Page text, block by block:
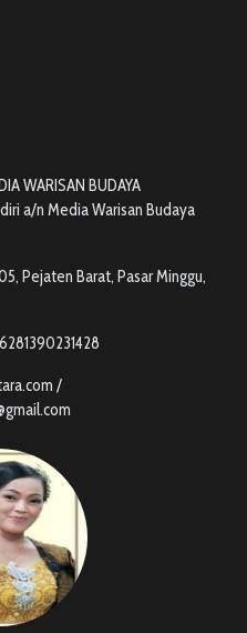
WARISAN BUDAYA
a/n Media Warisan Budaya
Pejaten Barat, Pasar Minggu,
/